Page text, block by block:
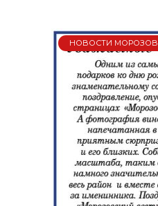
НОВОСТИ